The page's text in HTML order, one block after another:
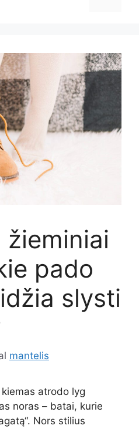
pado
slysti
mantelis
atrodo lyg
noras – batai, kurie
Nors stilius